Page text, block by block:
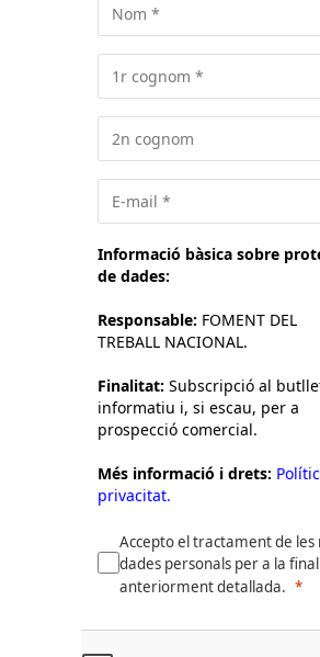
Informació bàsica sobre
de dades:
Responsable: FOMENT DEL
TREBALL NACIONAL.
Finalitat: Subscripció al
informatiu i, si escau, per a
prospecció comercial.
Més informació i drets:
privacitat.
Accepto el tractament de les
dades personals per a la
anteriorment detallada.